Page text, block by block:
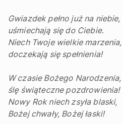
Gwiazdek pełno już na niebie,
uśmiechają się do Ciebie.
Niech Twoje wielkie marzenia,
doczekają się spełnienia!
W czasie Bożego Narodzenia,
ślę świąteczne pozdrowienia!
Nowy Rok niech zsyła blaski,
Bożej chwały, Bożej łaski!